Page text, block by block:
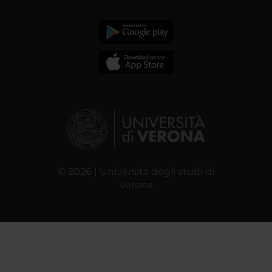
© 2026 | Università degli studi di
Verona